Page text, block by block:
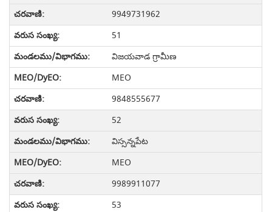
9949731962
51
విజయవాడ గ్రామీణ
MEO
9848555677
52
విస్సన్నపేట
MEO
9989911077
53